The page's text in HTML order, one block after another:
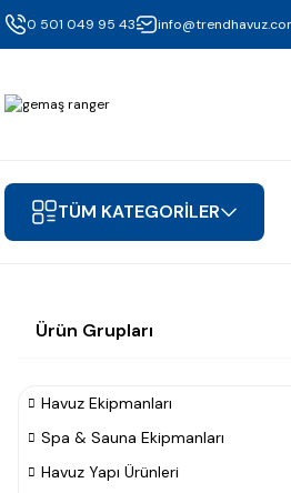
0 501 049 95 43
TÜM KATEGORİLER
Ürün Grupları
Havuz Ekipmanları
Spa & Sauna Ekipmanları
Havuz Yapı Ürünleri